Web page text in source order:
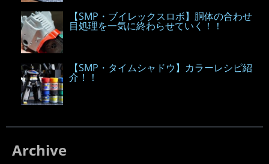
【SMP・ブイレックスロボ】胴体の合わせ
目処理を一気に終わらせていく！！
【SMP・タイムシャドウ】カラーレシピ紹
介！！
Archive